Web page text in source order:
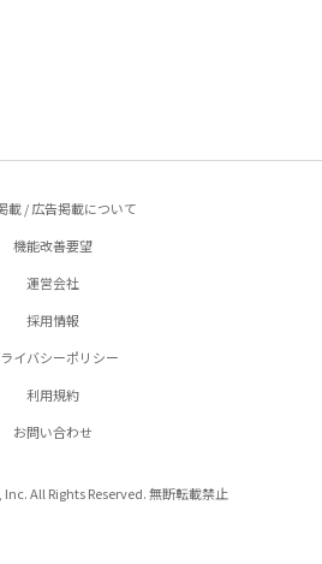
載 / 広告掲載について
機能改善要望
運営会社
採用情報
イバシーポリシー
利用規約
お問い合わせ
All Rights Reserved. 無断転載禁止